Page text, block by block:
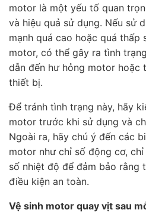
motor là một yếu tố quan
và hiệu quả sử dụng. Nếu sử
mạnh quá cao hoặc quá thấp
motor, có thể gây ra tình
dẫn đến hư hỏng motor hoặc
thiết bị.
Để tránh tình trạng này, hãy
motor trước khi sử dụng và
Ngoài ra, hãy chú ý đến các
motor như chỉ số động cơ,
số nhiệt độ để đảm bảo rằng
điều kiện an toàn.
Vệ sinh motor quay vịt sau